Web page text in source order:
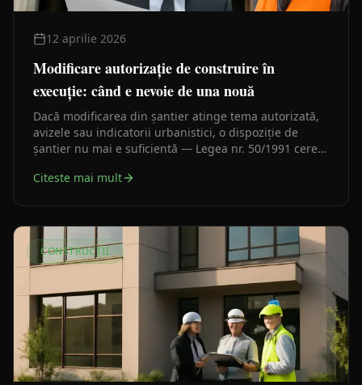
12 aprilie 2026
Modificare autorizație de construire în
execuție: când e nevoie de una nouă
Dacă modificarea din șantier atinge tema autorizată,
avizele sau indicatorii urbanistici, o dispoziție de
șantier nu mai e suficientă — Legea nr. 50/1991 cere o
Citeste mai mult
CONSTRUCȚII